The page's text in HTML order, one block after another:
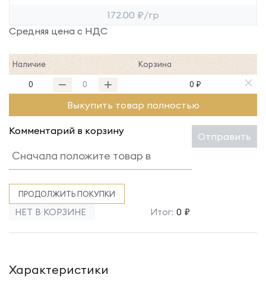
172.00 ₽/гр
Средняя цена с НДС
Наличие Корзина
0 0 ₽
Выкупить товар полностью
Комментарий в корзину Отправить
ПРОДОЛЖИТЬ ПОКУПКИ
НЕТ В КОРЗИНЕ Итог: 0 ₽
Характеристики